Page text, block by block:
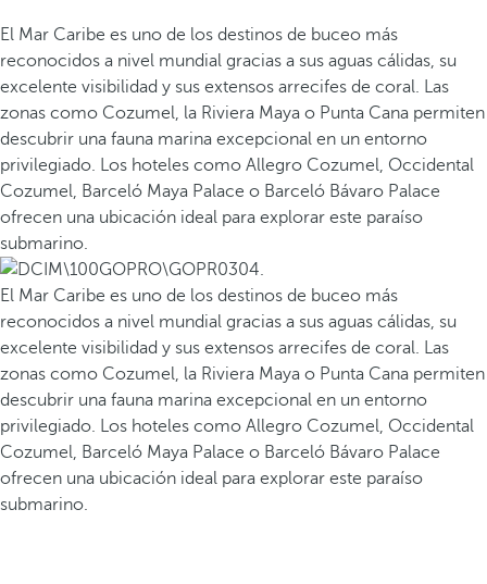
El Mar Caribe es uno de los destinos de buceo más
reconocidos a nivel mundial gracias a sus aguas cálidas, su
excelente visibilidad y sus extensos arrecifes de coral. Las
zonas como Cozumel, la Riviera Maya o Punta Cana permiten
descubrir una fauna marina excepcional en un entorno
privilegiado. Los hoteles como Allegro Cozumel, Occidental
Cozumel, Barceló Maya Palace o Barceló Bávaro Palace
ofrecen una ubicación ideal para explorar este paraíso
submarino.
El Mar Caribe es uno de los destinos de buceo más
reconocidos a nivel mundial gracias a sus aguas cálidas, su
excelente visibilidad y sus extensos arrecifes de coral. Las
zonas como Cozumel, la Riviera Maya o Punta Cana permiten
descubrir una fauna marina excepcional en un entorno
privilegiado. Los hoteles como Allegro Cozumel, Occidental
Cozumel, Barceló Maya Palace o Barceló Bávaro Palace
ofrecen una ubicación ideal para explorar este paraíso
submarino.